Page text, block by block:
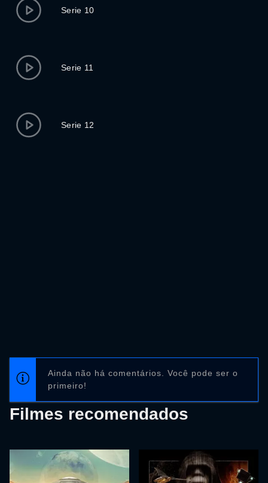
Serie 10
Serie 11
Serie 12
Ainda não há comentários. Você pode ser o
primeiro!
Filmes recomendados